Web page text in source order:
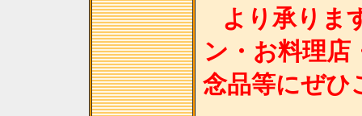
より承りま
ン・お料理店
念品等にぜひ